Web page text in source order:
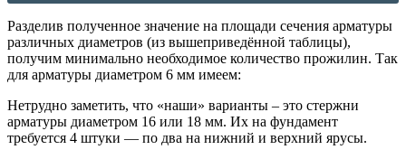
Разделив полученное значение на площади сечения арматуры
различных диаметров (из вышеприведённой таблицы),
получим минимально необходимое количество прожилин. Так
для арматуры диаметром 6 мм имеем:
Нетрудно заметить, что «наши» варианты – это стержни
арматуры диаметром 16 или 18 мм. Их на фундамент
требуется 4 штуки — по два на нижний и верхний ярусы.